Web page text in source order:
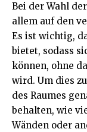
Bei der Wahl
allem auf den
Es ist wichtig,
bietet, sodass
können, ohne
wird. Um dies
des Raumes
behalten, wie
Wänden oder